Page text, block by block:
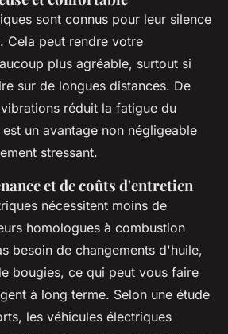
sont connus pour leur silence
Cela peut rendre votre
plus agréable, surtout si
sur de longues distances. De
réduit la fatigue du
un avantage non négligeable
stressant.
et de coûts d'entretien
nécessitent moins de
homologues à combustion
besoin de changements d'huile,
bougies, ce qui peut vous faire
à long terme. Selon une étude
, les véhicules électriques